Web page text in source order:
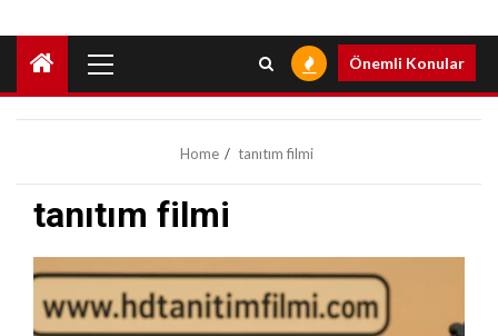
Menu
Önemli Konular
Home tanıtım filmi
tanıtım filmi